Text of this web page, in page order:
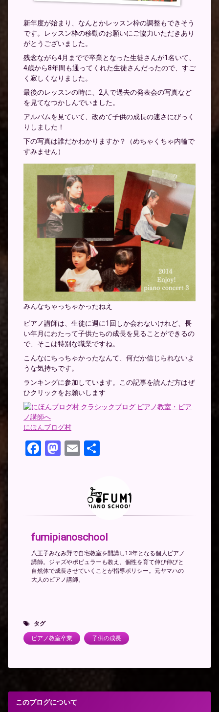
新年度が始まり、なんとかレッスン枠の調整もできそう
です。レッスン枠の移動のお願いにご協力いただきあり
がとうございました。
残念ながら4月までで卒業となった生徒さんが1名いて、
4歳から8年間も通ってくれた生徒さんだったので、すご
く寂しくなりました。
最後のレッスンの時に、2人で過去の発表会の写真など
を見てなつかしんでいました。
アルバムを見ていて、改めて子供の成長の速さにびっく
りしました！
下の写真は誰だかわかりますか？（めちゃくちゃ内輪で
すみません）
みんなちゃっちゃかったねえ
ピアノ講師は、生徒に週に1回しか会わないけれど、長
い年月にわたって子供たちの成長を見ることができるの
で、そこは特別な職業ですね。
こんなにちっちゃかったなんて、何だか信じられないよ
うな気持ちです。
ランキングに参加しています。この記事を読んだ方はぜ
ひクリックをお願いします
にほんブログ村
Facebook
Mastodon
Email
fumipianoschool
八王子みなみ野で自宅教室を開講し13年となる個人ピアノ
講師。ジャズやポピュラーも教え、個性を育て伸び伸びと
自然体で成長させていくことが指導ポリシー。元ヤマハの
大人のピアノ講師。
タグ
ピアノ教室卒業 子供の成長
このブログについて